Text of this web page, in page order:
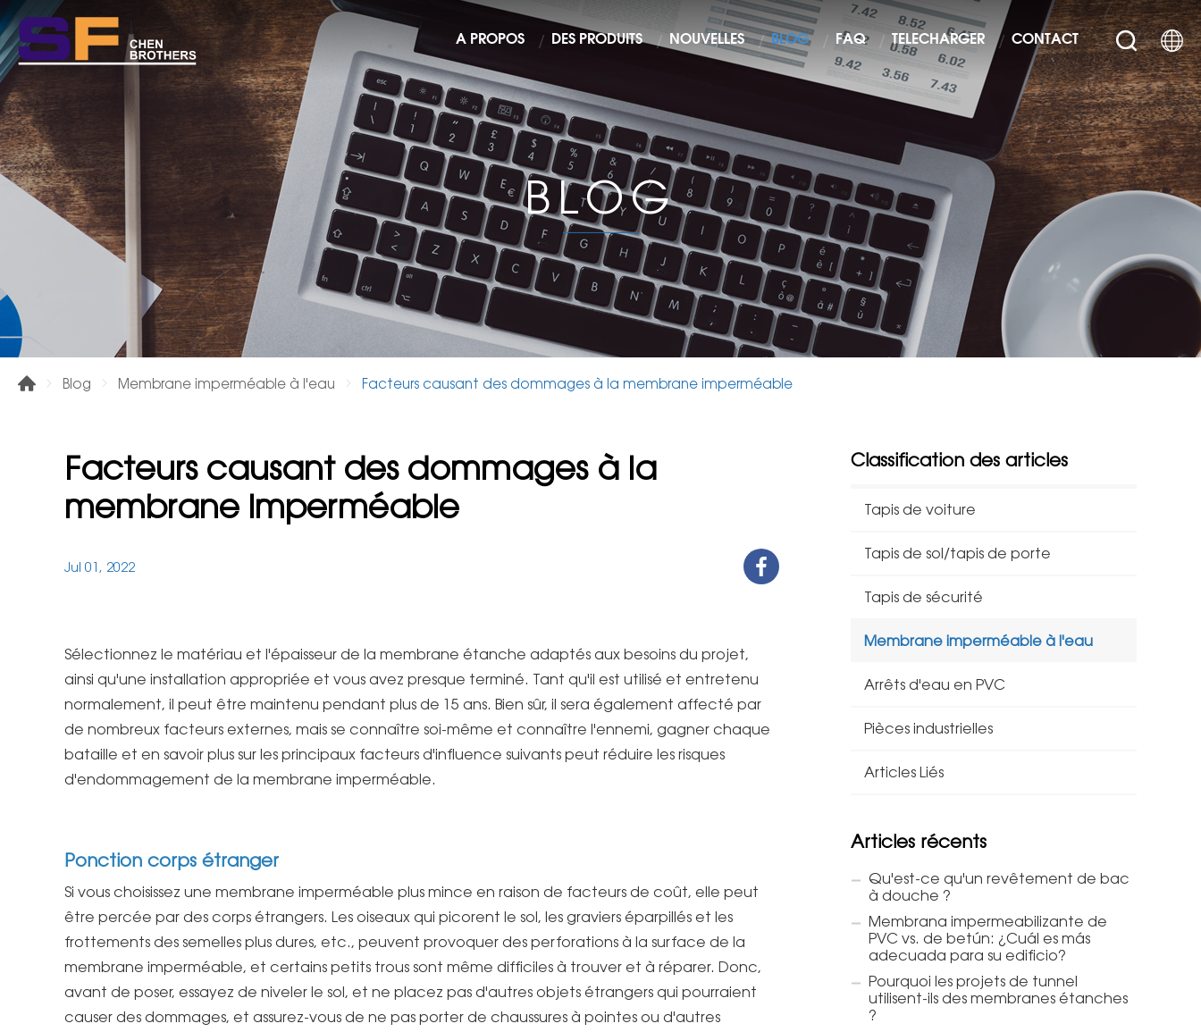
À PROPOS DES PRODUITS NOUVELLES BLOG FAQ TÉLÉCHARGER CONTACT
BLOG
Blog Membrane imperméable à l'eau Facteurs causant des dommages à la membrane imperméable
Facteurs causant des dommages à la
membrane imperméable
Jul 01, 2022
Sélectionnez le matériau et l'épaisseur de la membrane étanche adaptés aux besoins du projet,
ainsi qu'une installation appropriée et vous avez presque terminé. Tant qu'il est utilisé et entretenu
normalement, il peut être maintenu pendant plus de 15 ans. Bien sûr, il sera également affecté par
de nombreux facteurs externes, mais se connaître soi-même et connaître l'ennemi, gagner chaque
bataille et en savoir plus sur les principaux facteurs d'influence suivants peut réduire les risques
d'endommagement de la membrane imperméable.
Ponction corps étranger
Si vous choisissez une membrane imperméable plus mince en raison de facteurs de coût, elle peut
être percée par des corps étrangers. Les oiseaux qui picorent le sol, les graviers éparpillés et les
frottements des semelles plus dures, etc., peuvent provoquer des perforations à la surface de la
membrane imperméable, et certains petits trous sont même difficiles à trouver et à réparer. Donc,
avant de poser, essayez de niveler le sol, et ne placez pas d'autres objets étrangers qui pourraient
causer des dommages, et assurez-vous de ne pas porter de chaussures à pointes ou d'autres
Classification des articles
Tapis de voiture
Tapis de sol/tapis de porte
Tapis de sécurité
Membrane imperméable à l'eau
Arrêts d'eau en PVC
Pièces industrielles
Articles Liés
Articles récents
Qu'est-ce qu'un revêtement de bac
à douche ?
Membrana impermeabilizante de
PVC vs. de betún: ¿Cuál es más
adecuada para su edificio?
Pourquoi les projets de tunnel
utilisent-ils des membranes étanches
?